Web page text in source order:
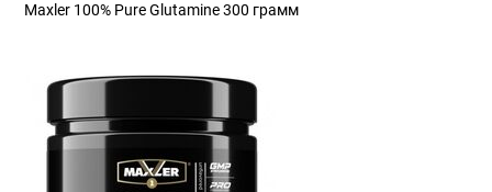
Maxler 100% Pure Glutamine 300 грамм